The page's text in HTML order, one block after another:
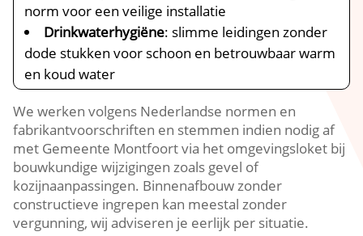
norm voor een veilige installatie
Drinkwaterhygiëne: slimme leidingen zonder
dode stukken voor schoon en betrouwbaar warm
en koud water
We werken volgens Nederlandse normen en
fabrikantvoorschriften en stemmen indien nodig af
met Gemeente Montfoort via het omgevingsloket bij
bouwkundige wijzigingen zoals gevel of
kozijnaanpassingen.​ Binnenafbouw zonder
constructieve ingrepen kan meestal zonder
vergunning, wij adviseren je eerlijk per situatie.​